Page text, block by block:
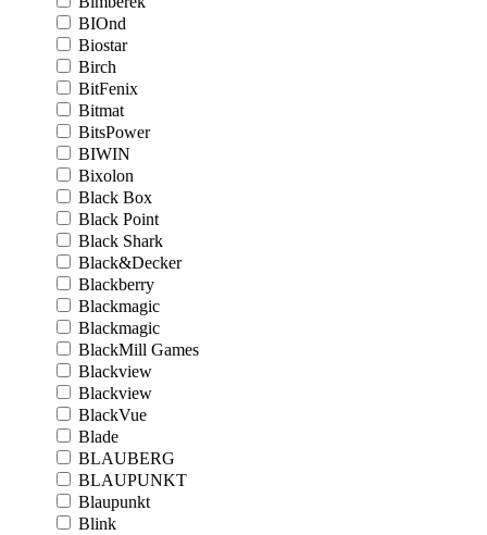
BIOnd
Biostar
Birch
BitFenix
Bitmat
BitsPower
BIWIN
Bixolon
Black Box
Black Point
Black Shark
Black&Decker
Blackberry
Blackmagic
Blackmagic
BlackMill Games
Blackview
Blackview
BlackVue
Blade
BLAUBERG
BLAUPUNKT
Blaupunkt
Blink